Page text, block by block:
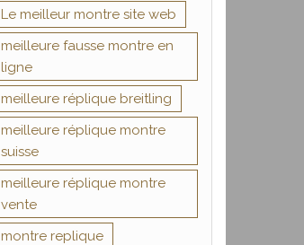
Le meilleur montre site web
meilleure fausse montre en
ligne
meilleure réplique breitling
meilleure réplique montre
suisse
meilleure réplique montre
vente
montre replique